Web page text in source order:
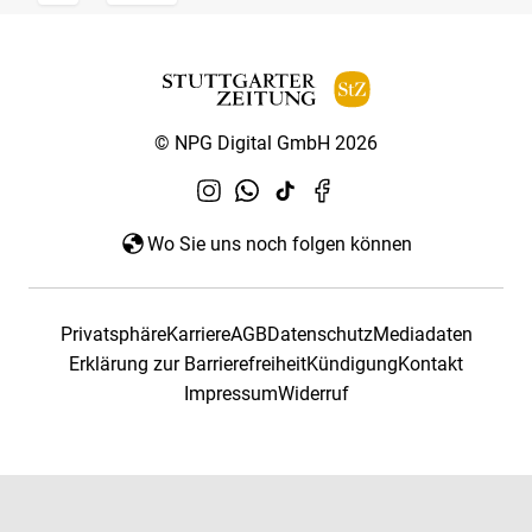
© NPG Digital GmbH 2026
Wo Sie uns noch folgen können
PrivatsphäreKarriereAGBDatenschutzMediadaten
Erklärung zur BarrierefreiheitKündigungKontakt
ImpressumWiderruf